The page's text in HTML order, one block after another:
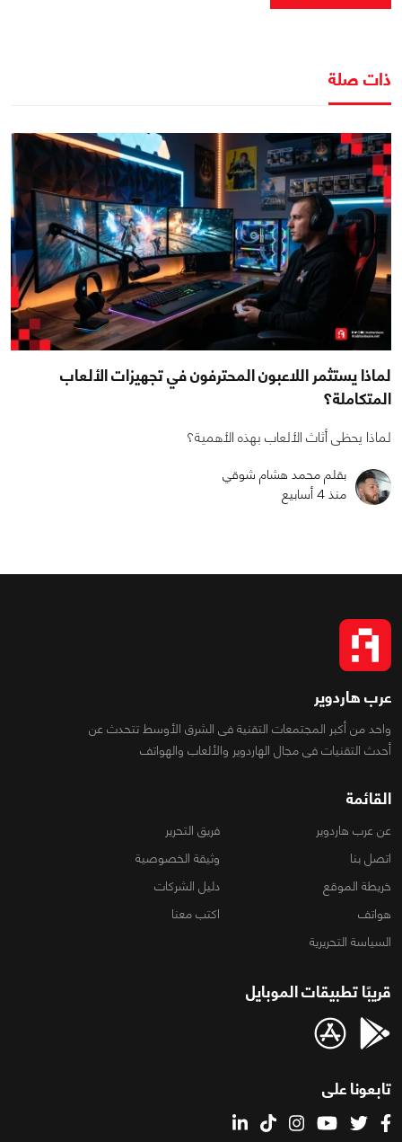
ذات صلة
لماذا يستثمر اللاعبون المحترفون في تجهيزات الألعاب
المتكاملة؟
لماذا يحظى أثاث الألعاب بهذه الأهمية؟
بقلم محمد هشام شوقي
منذ 4 أسابيع
عرب هاردوير
واحد من أكبر المجتمعات التقنية فى الشرق الأوسط تتحدث عن
أحدث التقنيات فى مجال الهاردوير والألعاب والهواتف
القائمة
عن عرب هاردوير
فريق التحرير
اتصل بنا
وثيقة الخصوصية
خريطة الموقع
دليل الشركات
هواتف
اكتب معنا
السياسة التحريرية
قريبًا تطبيقات الموبايل
تابعونا على